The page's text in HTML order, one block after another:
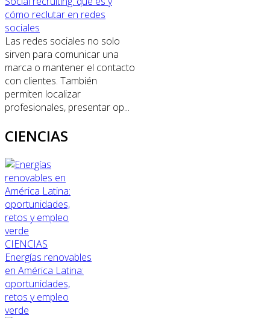
cómo reclutar en redes
sociales
Las redes sociales no solo
sirven para comunicar una
marca o mantener el contacto
con clientes. También
permiten localizar
profesionales, presentar op...
CIENCIAS
CIENCIAS
Energías renovables
en América Latina:
oportunidades,
retos y empleo
verde